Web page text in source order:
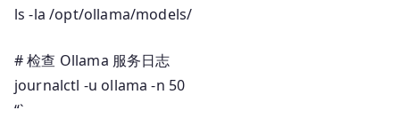
ls -la /opt/ollama/models/
# 检查 Ollama 服务日志
journalctl -u ollama -n 50
“`